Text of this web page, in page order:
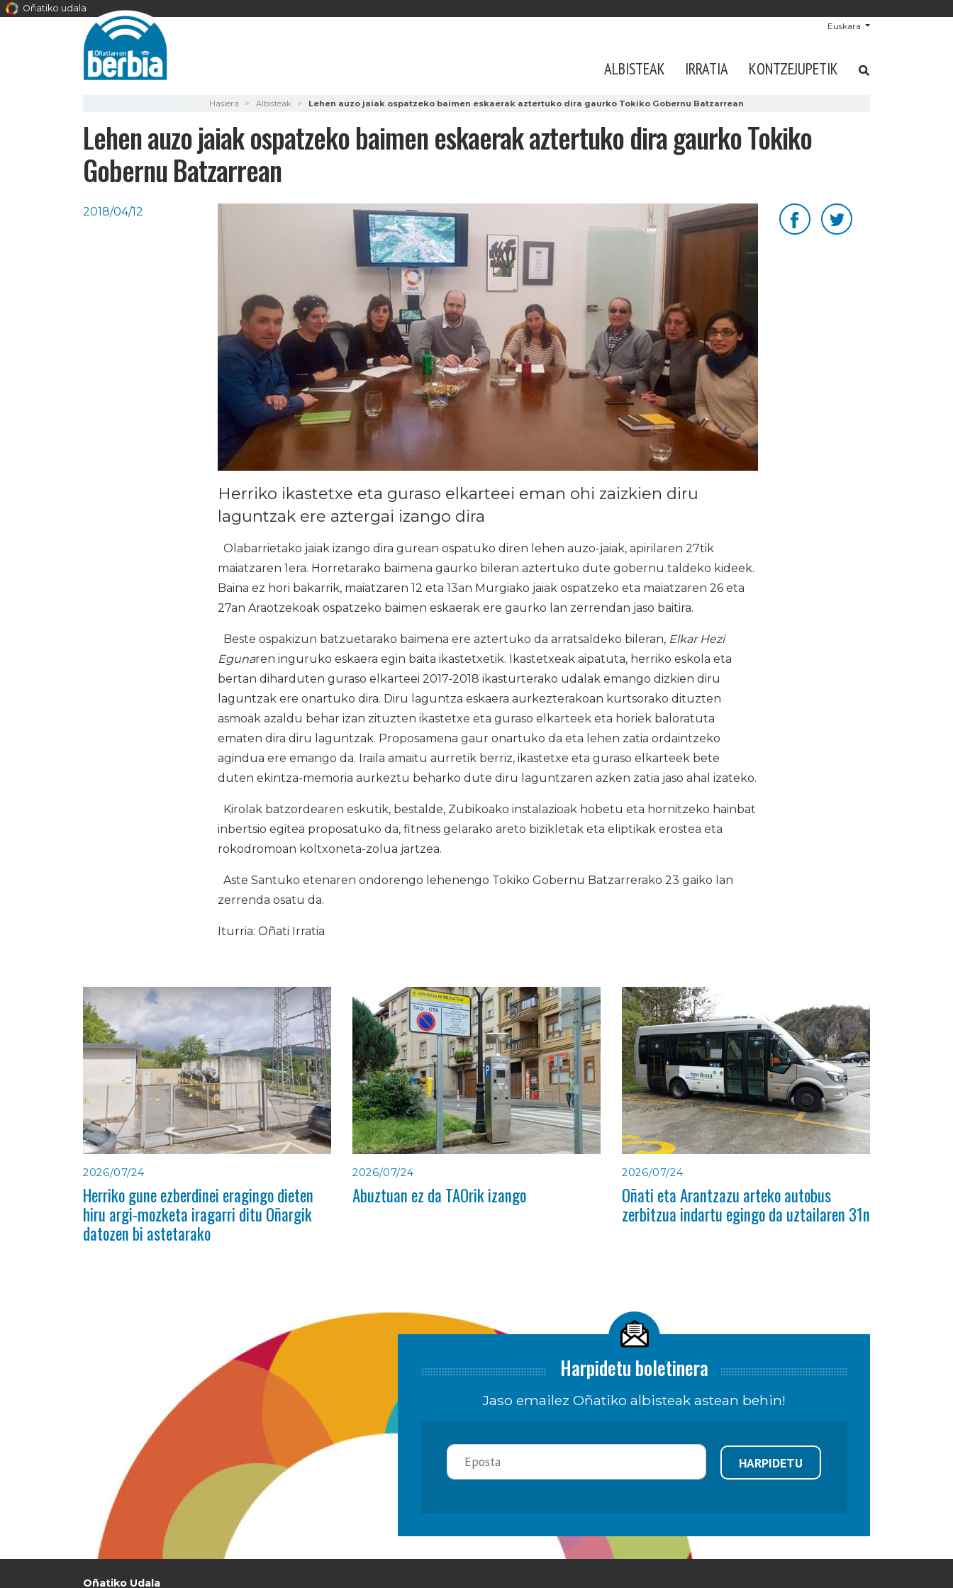
Oñatiko udala
Euskara
ALBISTEAK IRRATIA KONTZEJUPETIK
Hasiera Albisteak Lehen auzo jaiak ospatzeko baimen eskaerak aztertuko dira gaurko Tokiko Gobernu Batzarrean
Lehen auzo jaiak ospatzeko baimen eskaerak aztertuko dira gaurko Tokiko
Gobernu Batzarrean
2018/04/12
Herriko ikastetxe eta guraso elkarteei eman ohi zaizkien diru
laguntzak ere aztergai izango dira
Olabarrietako jaiak izango dira gurean ospatuko diren lehen auzo-jaiak, apirilaren 27tik
maiatzaren 1era. Horretarako baimena gaurko bileran aztertuko dute gobernu taldeko kideek.
Baina ez hori bakarrik, maiatzaren 12 eta 13an Murgiako jaiak ospatzeko eta maiatzaren 26 eta
27an Araotzekoak ospatzeko baimen eskaerak ere gaurko lan zerrendan jaso baitira.
Beste ospakizun batzuetarako baimena ere aztertuko da arratsaldeko bileran, Elkar Hezi
Egunaren inguruko eskaera egin baita ikastetxetik. Ikastetxeak aipatuta, herriko eskola eta
bertan diharduten guraso elkarteei 2017-2018 ikasturterako udalak emango dizkien diru
laguntzak ere onartuko dira. Diru laguntza eskaera aurkezterakoan kurtsorako dituzten
asmoak azaldu behar izan zituzten ikastetxe eta guraso elkarteek eta horiek baloratuta
ematen dira diru laguntzak. Proposamena gaur onartuko da eta lehen zatia ordaintzeko
agindua ere emango da. Iraila amaitu aurretik berriz, ikastetxe eta guraso elkarteek bete
duten ekintza-memoria aurkeztu beharko dute diru laguntzaren azken zatia jaso ahal izateko.
Kirolak batzordearen eskutik, bestalde, Zubikoako instalazioak hobetu eta hornitzeko hainbat
inbertsio egitea proposatuko da, fitness gelarako areto bizikletak eta eliptikak erostea eta
rokodromoan koltxoneta-zolua jartzea.
Aste Santuko etenaren ondorengo lehenengo Tokiko Gobernu Batzarrerako 23 gaiko lan
zerrenda osatu da.
Iturria: Oñati Irratia
2026/07/24
Herriko gune ezberdinei eragingo dieten
hiru argi-mozketa iragarri ditu Oñargik
datozen bi astetarako
2026/07/24
Abuztuan ez da TAOrik izango
2026/07/24
Oñati eta Arantzazu arteko autobus
zerbitzua indartu egingo da uztailaren 31n
Harpidetu boletinera
Jaso emailez Oñatiko albisteak astean behin!
HARPIDETU
Oñatiko Udala